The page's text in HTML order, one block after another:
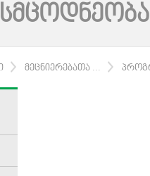
ᲛᲔᲪᲜᲘᲔᲠᲔᲑᲐᲗᲐ ...